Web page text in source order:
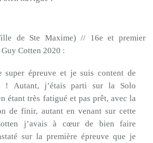
de Ste Maxime) // 16e et premier
Guy Cotten 2020 :
super épreuve et je suis content de
!
Autant, j’étais parti sur la Solo
étant très fatigué et pas prêt, avec la
de finir, autant en venant sur cette
j’avais à cœur de bien faire
sur la première épreuve que je